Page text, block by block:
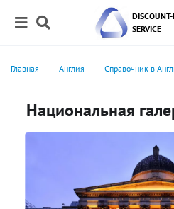
SERVICE
Главная Англия Справочник в
Национальная